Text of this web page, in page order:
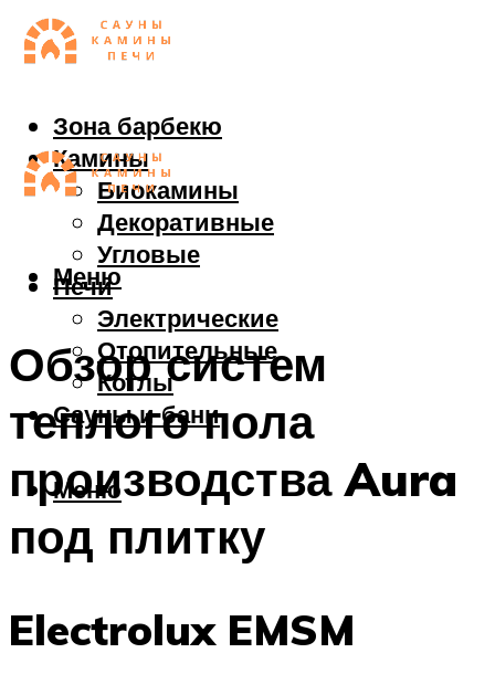
Зона барбекю
Камины
Биокамины
Декоративные
Угловые
Печи
Электрические
Отопительные
Котлы
Сауны и бани
Меню
Меню
Обзор систем
теплого пола
производства Aura
под плитку
Electrolux EMSM